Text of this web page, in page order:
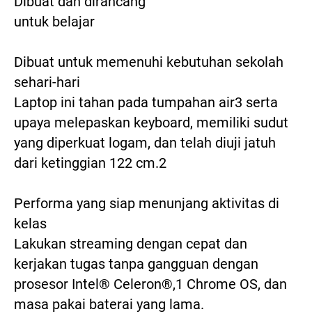
untuk belajar
Dibuat untuk memenuhi kebutuhan sekolah
sehari-hari
Laptop ini tahan pada tumpahan air3 serta
upaya melepaskan keyboard, memiliki sudut
yang diperkuat logam, dan telah diuji jatuh
dari ketinggian 122 cm.2
Performa yang siap menunjang aktivitas di
kelas
Lakukan streaming dengan cepat dan
kerjakan tugas tanpa gangguan dengan
prosesor Intel® Celeron®,1 Chrome OS, dan
masa pakai baterai yang lama.